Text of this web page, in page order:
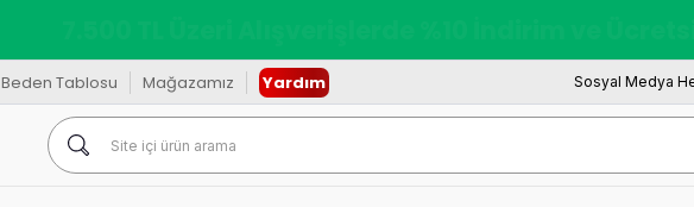
Beden Tablosu Mağazamız Yardım Sosyal Medya